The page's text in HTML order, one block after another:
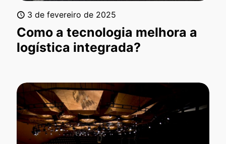
3 de fevereiro de 2025
Como a tecnologia melhora a
logística integrada?